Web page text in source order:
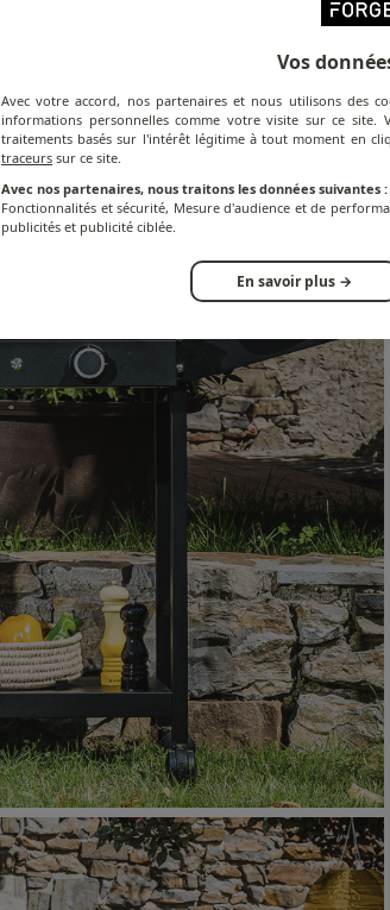
Vos
Avec votre accord, nos partenaires et nous utilisons des
informations personnelles comme votre visite sur ce
traitements basés sur l'intérêt légitime à tout moment en
traceurs sur ce site.
Avec nos partenaires, nous traitons les données suivantes :
Fonctionnalités et sécurité, Mesure d'audience et de
publicités et publicité ciblée.
En savoir plus →